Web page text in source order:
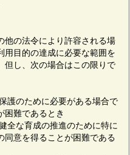
他の法令により許容される場
用目的の達成に必要な範囲を
但し、次の場合はこの限りで
護のために必要がある場合で
困難であるとき
全な育成の推進のために特に
同意を得ることが困難である